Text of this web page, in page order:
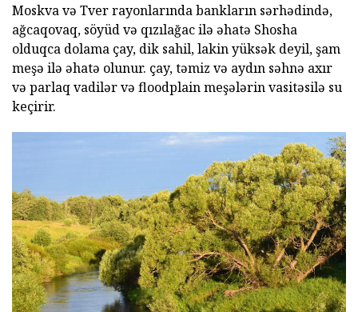
Moskva və Tver rayonlarında bankların sərhədində,
ağcaqovaq, söyüd və qızılağac ilə əhatə Shosha
olduqca dolama çay, dik sahil, lakin yüksək deyil, şam
meşə ilə əhatə olunur. çay, təmiz və aydın səhnə axır
və parlaq vadilər və floodplain meşələrin vasitəsilə su
keçirir.